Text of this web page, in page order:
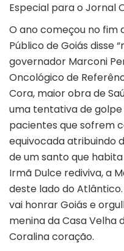
Especial para o Jornal
O ano começou no fim
Público de Goiás disse
governador Marconi
Oncológico de
Cora, maior obra de
uma tentativa de
pacientes que sofrem
equivocada atribuindo
de um santo que
Irmã Dulce rediviva, a
deste lado do
vai honrar Goiás e
menina da Casa Velha
Coralina coração.